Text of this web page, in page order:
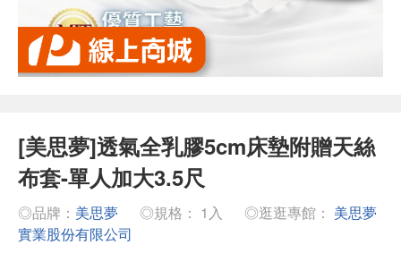
[美思夢]透氣全乳膠5cm床墊附贈天絲
布套-單人加大3.5尺
◎品牌： 美思夢 ◎規格： 1入 ◎逛逛專館： 美思夢
實業股份有限公司